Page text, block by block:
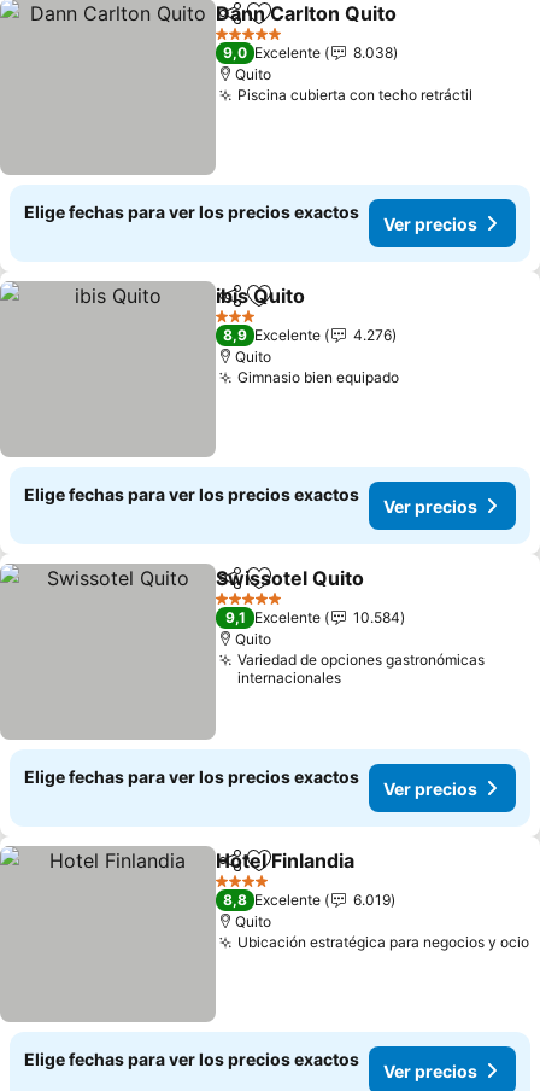
CompartirAgregar a favoritos
Dann Carlton Quito
5 Estrellas
9,0 Excelente
8.038
Quito
Piscina cubierta con techo retráctil
Elige fechas para ver los precios exactos
Ver precios
CompartirAgregar a favoritos
ibis Quito
3 Estrellas
8,9 Excelente
4.276
Quito
Gimnasio bien equipado
Elige fechas para ver los precios exactos
Ver precios
CompartirAgregar a favoritos
Swissotel Quito
5 Estrellas
9,1 Excelente
10.584
Quito
Variedad de opciones gastronómicas
internacionales
Elige fechas para ver los precios exactos
Ver precios
CompartirAgregar a favoritos
Hotel Finlandia
4 Estrellas
8,8 Excelente
6.019
Quito
Ubicación estratégica para negocios y ocio
Elige fechas para ver los precios exactos
Ver precios